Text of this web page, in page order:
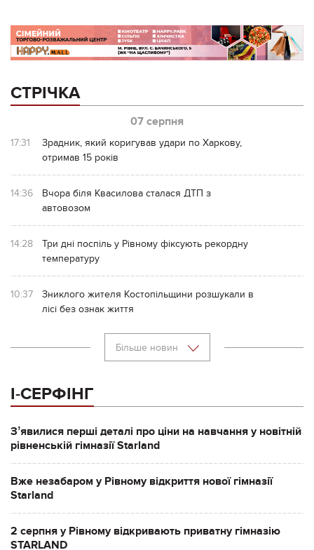
СТРІЧКА
07 серпня
17:31
Зрадник, який коригував удари по Харкову,
отримав 15 років
14:36
Вчора біля Квасилова сталася ДТП з
автовозом
14:28
Три дні поспіль у Рівному фіксують рекордну
температуру
10:37
Зниклого жителя Костопільщини розшукали в
лісі без ознак життя
Більше новин
І-СЕРФІНГ
Зʼявилися перші деталі про ціни на навчання у новітній
рівненській гімназії Starland
Вже незабаром у Рівному відкриття нової гімназії
Starland
2 серпня у Рівному відкривають приватну гімназію
STARLAND